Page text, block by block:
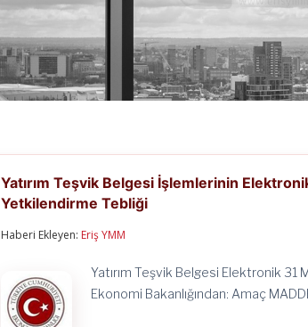
Yatırım Teşvik Belgesi İşlemlerinin
Yetkilendirme Tebliği
Haberi Ekleyen: Eriş YMM
Yatırım Teşvik Belgesi Elektronik 31
Ekonomi Bakanlığından: Amaç